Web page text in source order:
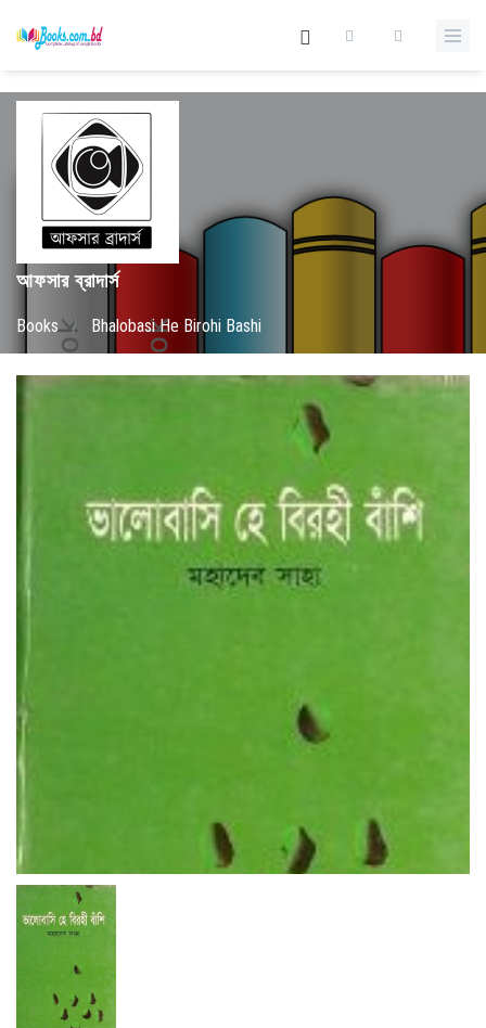
আফসার ব্রাদার্স
Books / Bhalobasi He Birohi Bashi